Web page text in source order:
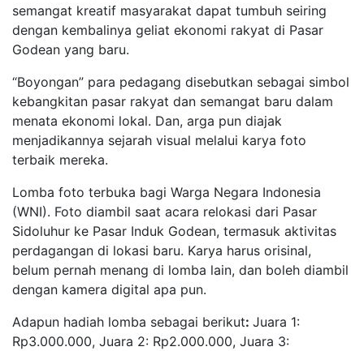
semangat kreatif masyarakat dapat tumbuh seiring
dengan kembalinya geliat ekonomi rakyat di Pasar
Godean yang baru.
“Boyongan” para pedagang disebutkan sebagai simbol
kebangkitan pasar rakyat dan semangat baru dalam
menata ekonomi lokal. Dan, arga pun diajak
menjadikannya sejarah visual melalui karya foto
terbaik mereka.
Lomba foto terbuka bagi Warga Negara Indonesia
(WNI). Foto diambil saat acara relokasi dari Pasar
Sidoluhur ke Pasar Induk Godean, termasuk aktivitas
perdagangan di lokasi baru. Karya harus orisinal,
belum pernah menang di lomba lain, dan boleh diambil
dengan kamera digital apa pun.
Adapun hadiah lomba sebagai berikut: Juara 1:
Rp3.000.000, Juara 2: Rp2.000.000, Juara 3: